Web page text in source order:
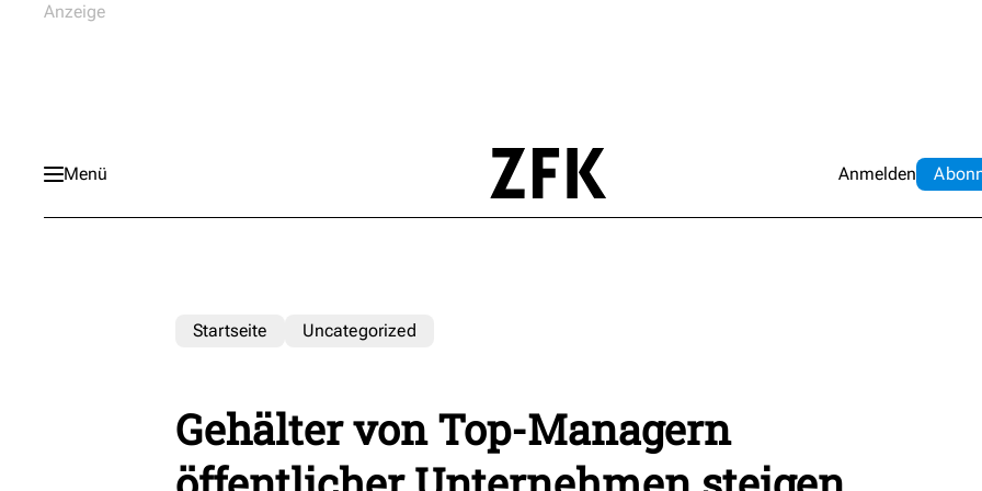
Menü Anmelden Abo
Startseite Uncategorized
Gehälter von Top-Managern